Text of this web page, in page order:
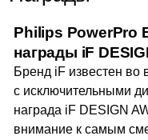
Philips PowerPro
награды iF
Бренд iF известен во
с исключительными
награда iF DESIGN
внимание к самым